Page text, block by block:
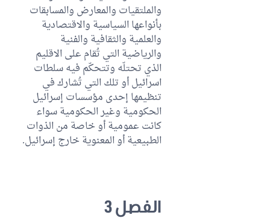
والملتقيات والمعارض والمسابقات
بأنواعها السياسية والاقتصادية
والعلمية والثقافية والفنية
والرياضية التي تُقام على الاقليم
الذي تحتلّه وتتحكّم فيه سلطات
اسرائيل أو تلك التي تُشارك في
تنظيمها إحدى مؤسسات إسرائيل
الحكومية وغير الحكومية سواء
كانت عمومية أو خاصة من الذوات
الطبيعية أو المعنوية خارج إسرائيل.
الفصل 3